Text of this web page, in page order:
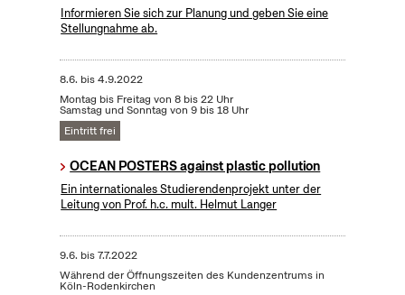
Informieren Sie sich zur Planung und geben Sie eine
Stellungnahme ab.
8.6. bis4.9.2022
Montag bis Freitag von 8 bis 22 Uhr
Samstag und Sonntag von 9 bis 18 Uhr
Eintritt frei
OCEAN POSTERS against plastic pollution
Ein internationales Studierendenprojekt unter der
Leitung von Prof. h.c. mult. Helmut Langer
9.6. bis7.7.2022
Während der Öffnungszeiten des Kundenzentrums in
Köln-Rodenkirchen